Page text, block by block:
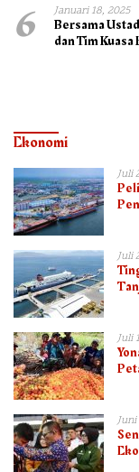
6 Januari 18, 2025
Bersama
dan Tim
Ekonomi
Juli
Juli
Juli
Juni